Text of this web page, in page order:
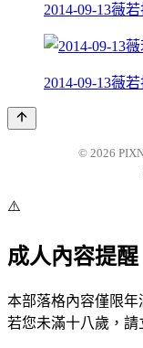
2014-09-13薇
2014-09-13薇
© 2026
⚠️
成人內容提醒
本部落格內容僅限年
若您未滿十八歲，請